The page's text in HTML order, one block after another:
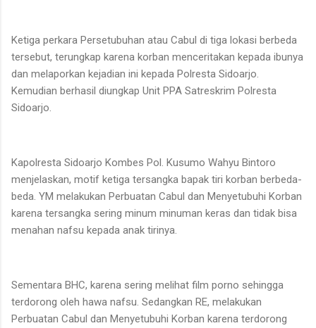
Ketiga perkara Persetubuhan atau Cabul di tiga lokasi berbeda
tersebut, terungkap karena korban menceritakan kepada ibunya
dan melaporkan kejadian ini kepada Polresta Sidoarjo.
Kemudian berhasil diungkap Unit PPA Satreskrim Polresta
Sidoarjo.
Kapolresta Sidoarjo Kombes Pol. Kusumo Wahyu Bintoro
menjelaskan, motif ketiga tersangka bapak tiri korban berbeda-
beda. YM melakukan Perbuatan Cabul dan Menyetubuhi Korban
karena tersangka sering minum minuman keras dan tidak bisa
menahan nafsu kepada anak tirinya.
Sementara BHC, karena sering melihat film porno sehingga
terdorong oleh hawa nafsu. Sedangkan RE, melakukan
Perbuatan Cabul dan Menyetubuhi Korban karena terdorong